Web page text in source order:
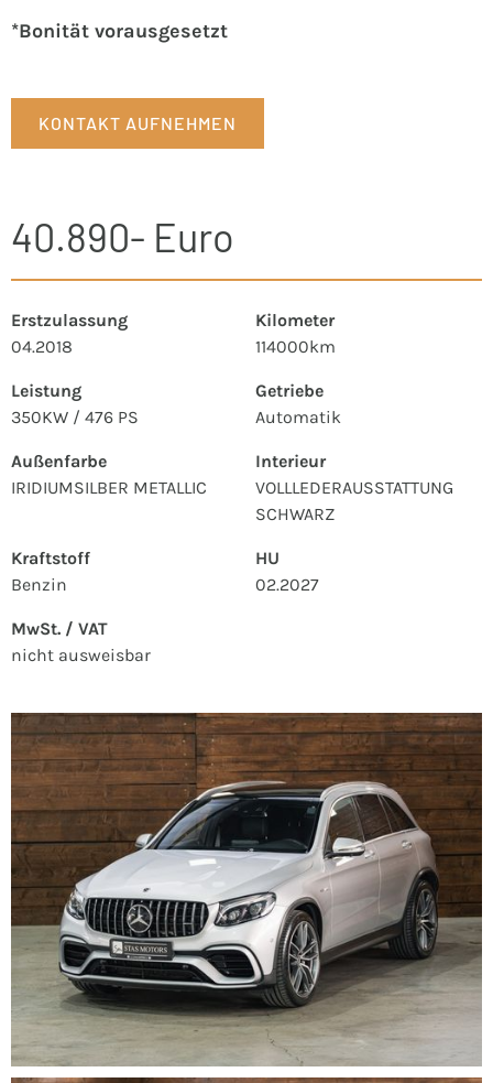
*Bonität vorausgesetzt
KONTAKT AUFNEHMEN
40.890- Euro
Erstzulassung
04.2018
Kilometer
114000km
Leistung
350KW / 476 PS
Getriebe
Automatik
Außenfarbe
IRIDIUMSILBER METALLIC
Interieur
VOLLLEDERAUSSTATTUNG
SCHWARZ
Kraftstoff
Benzin
HU
02.2027
MwSt. / VAT
nicht ausweisbar